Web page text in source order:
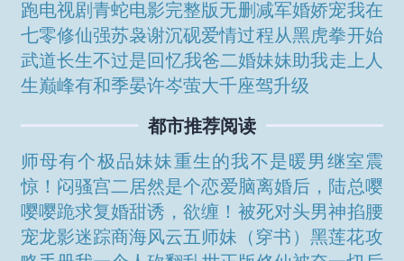
跑电视剧青蛇电影完整版无删减军婚娇宠我在
七零修仙强苏袅谢沉砚爱情过程从黑虎拳开始
武道长生不过是回忆我爸二婚妹妹助我走上人
生巅峰有和季晏许岑萤大千座驾升级
都市推荐阅读
师母有个极品妹妹重生的我不是暖男 继室震
惊！闷骚宫二居然是个恋爱脑离婚后，陆总嘤
嘤嘤跪求复婚甜诱，欲缠！被死对头男神掐腰
宠龙影迷踪商海风云五师妹 （穿书）黑莲花攻